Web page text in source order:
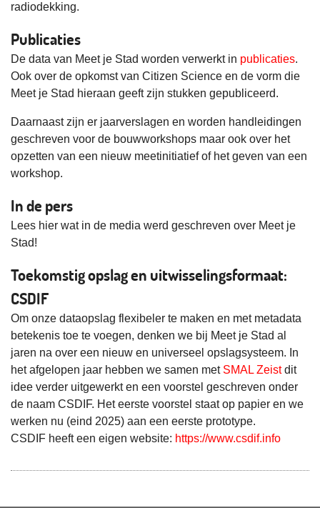
radiodekking.
Publicaties
De data van Meet je Stad worden verwerkt in publicaties.
Ook over de opkomst van Citizen Science en de vorm die
Meet je Stad hieraan geeft zijn stukken gepubliceerd.
Daarnaast zijn er jaarverslagen en worden handleidingen
geschreven voor de bouwworkshops maar ook over het
opzetten van een nieuw meetinitiatief of het geven van een
workshop.
In de pers
Lees hier wat in de media werd geschreven over Meet je
Stad!
Toekomstig opslag en uitwisselingsformaat:
CSDIF
Om onze dataopslag flexibeler te maken en met metadata
betekenis toe te voegen, denken we bij Meet je Stad al
jaren na over een nieuw en universeel opslagsysteem. In
het afgelopen jaar hebben we samen met SMAL Zeistdit
idee verder uitgewerkt en een voorstel geschreven onder
de naam CSDIF. Het eerste voorstel staat op papier en we
werken nu (eind 2025) aan een eerste prototype.
CSDIF heeft een eigen website: https://www.csdif.info